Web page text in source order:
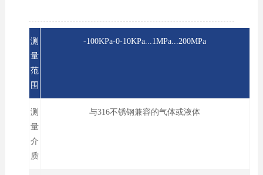
测
量
范
围
-100KPa-0-10KPa...1MPa...200MPa
测
量
介
质
与316不锈钢兼容的气体或液体